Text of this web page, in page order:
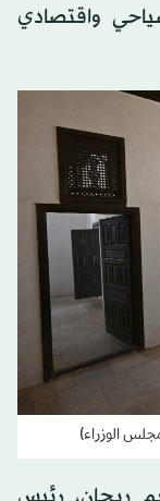
واقتصادي
الوزراء)